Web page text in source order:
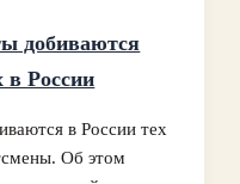
добиваются
в России
в России тех
Об этом